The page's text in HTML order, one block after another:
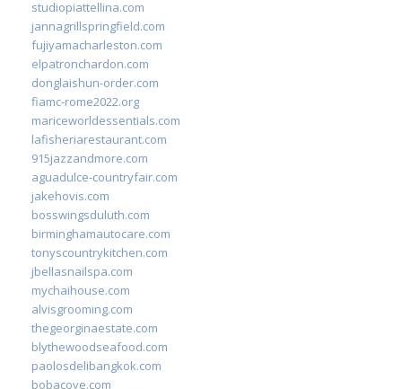
studiopiattellina.com
jannagrillspringfield.com
fujiyamacharleston.com
elpatronchardon.com
donglaishun-order.com
fiamc-rome2022.org
mariceworldessentials.com
lafisheriarestaurant.com
915jazzandmore.com
aguadulce-countryfair.com
jakehovis.com
bosswingsduluth.com
birminghamautocare.com
tonyscountrykitchen.com
jbellasnailspa.com
mychaihouse.com
alvisgrooming.com
thegeorginaestate.com
blythewoodseafood.com
paolosdelibangkok.com
bobacove.com